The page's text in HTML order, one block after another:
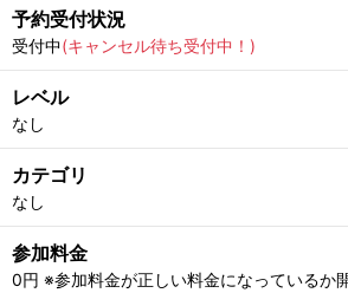
予約受付状況
受付中(キャンセル待ち受付中！)
レベル
なし
カテゴリ
なし
参加料金
0円 ※参加料金が正しい料金になっているか